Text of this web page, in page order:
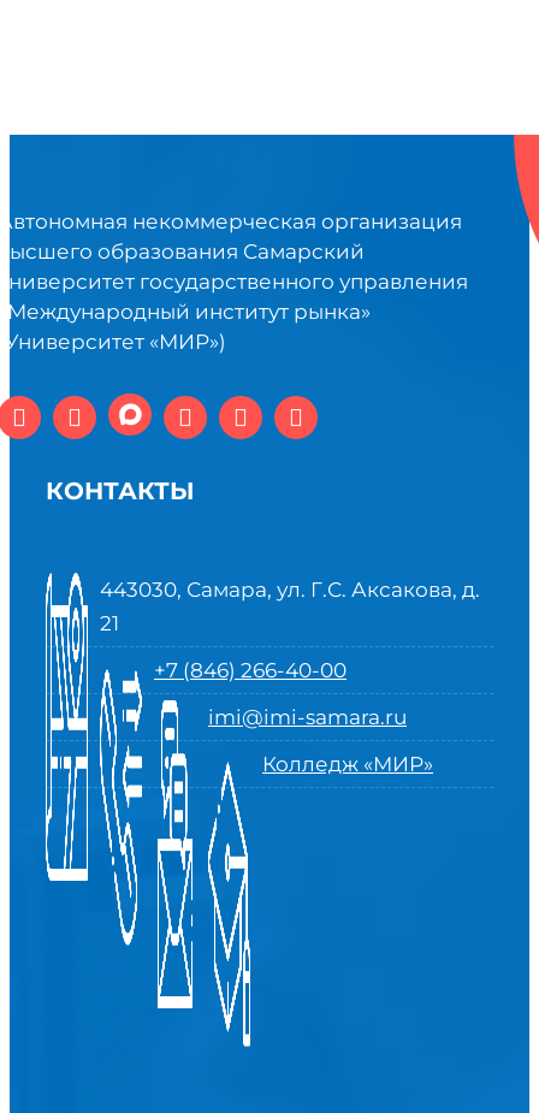
некоммерческая организация
образования Самарский
государственного управления
институт рынка»
«МИР»)
КОНТАКТЫ
443030, Самара, ул. Г.С. Аксакова, д.
21
+7 (846) 266-40-00
imi@imi-samara.ru
Колледж «МИР»